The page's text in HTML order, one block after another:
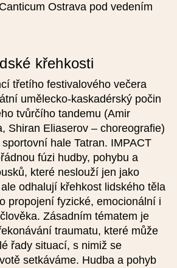
Ostrava pod vedením
křehkosti
třetího festivalového večera
umělecko-kaskadérský počin
tvůrčího tandemu (Amir
Shiran Eliaserov – choreografie)
hale Tatran. IMPACT
fúzi hudby, pohybu a
které neslouží jen jako
odhalují křehkost lidského těla
propojení fyzické, emocionální i
Zásadním tématem je
traumatu, které může
řady situací, s nimiž se
setkáváme. Hudba a pohyb
(anglicky)
(nepovinné)
(nepovinné)